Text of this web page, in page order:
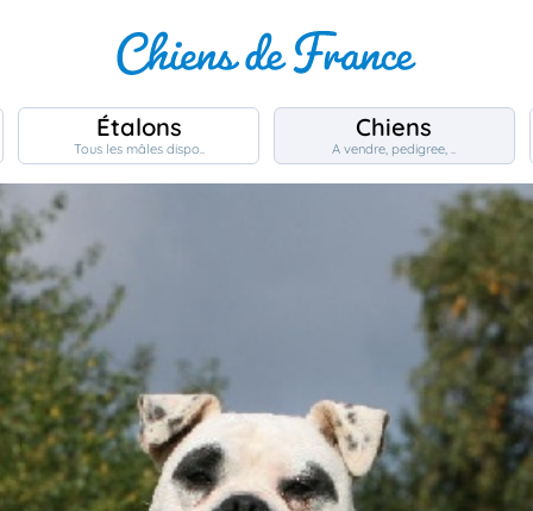
Étalons
Tous les mâles dispo..
Chiens
A vendre, pedigree, ..